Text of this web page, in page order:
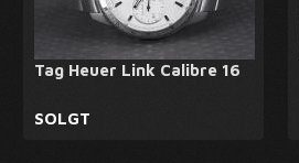
Tag Heuer Link Calibre 16
SOLGT